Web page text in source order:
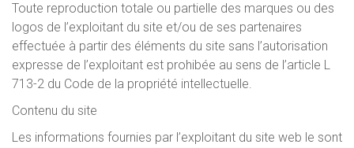
Toute reproduction totale ou partielle des marques ou des
logos de l’exploitant du site et/ou de ses partenaires
effectuée à partir des éléments du site sans l’autorisation
expresse de l’exploitant est prohibée au sens de l’article L
713-2 du Code de la propriété intellectuelle.
Contenu du site
Les informations fournies par l’exploitant du site web le sont